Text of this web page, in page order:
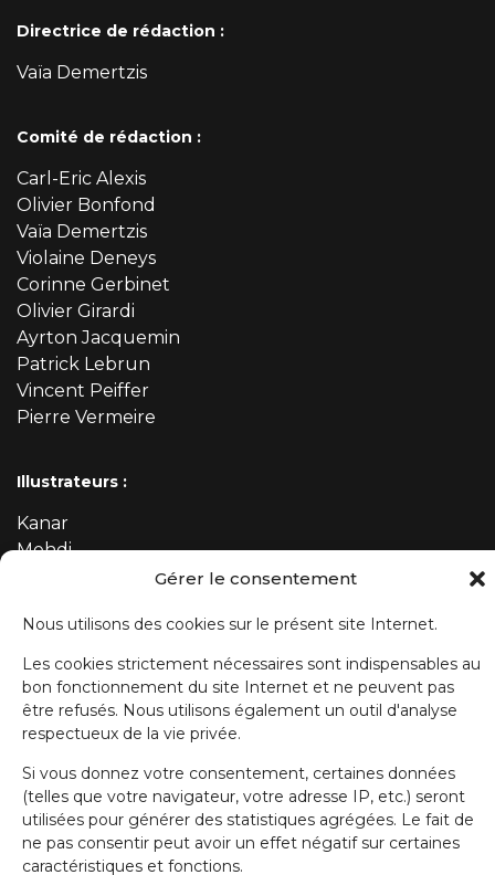
Gérer le consentement
Nous utilisons des cookies sur le présent site Internet.
Les cookies strictement nécessaires sont indispensables au
bon fonctionnement du site Internet et ne peuvent pas
être refusés. Nous utilisons également un outil d'analyse
respectueux de la vie privée.
Si vous donnez votre consentement, certaines données
(telles que votre navigateur, votre adresse IP, etc.) seront
utilisées pour générer des statistiques agrégées. Le fait de
ne pas consentir peut avoir un effet négatif sur certaines
caractéristiques et fonctions.
Directrice de rédaction :
Vaïa Demertzis
Comité de rédaction :
Carl-Eric Alexis
Olivier Bonfond
Vaïa Demertzis
Violaine Deneys
Corinne Gerbinet
Olivier Girardi
Ayrton Jacquemin
Patrick Lebrun
Vincent Peiffer
Pierre Vermeire
Illustrateurs :
Kanar
Mehdi
ABONNEZ-VOUS À NOTRE NEWSLETTER
Prénom
Nom de famille
E-mail